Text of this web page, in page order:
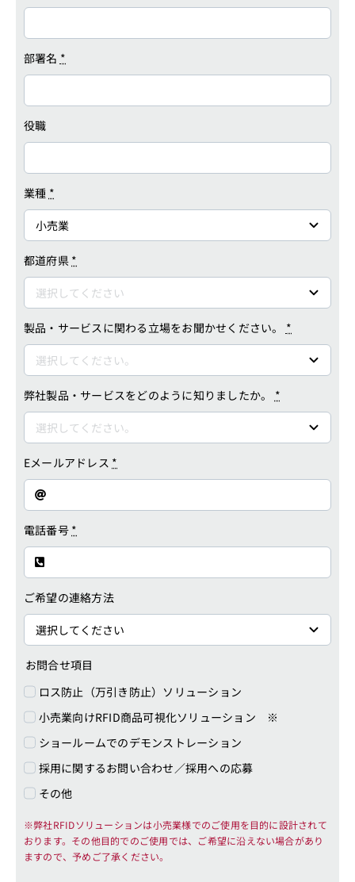
部署名 *
役職
業種 *
都道府県 *
製品・サービスに関わる立場をお聞かせください。 *
弊社製品・サービスをどのように知りましたか。 *
Eメールアドレス *
電話番号 *
ご希望の連絡方法
お問合せ項目
ロス防止（万引き防止）ソリューション
小売業向けRFID商品可視化ソリューション ※
ショールームでのデモンストレーション
採用に関するお問い合わせ／採用への応募
その他
※弊社RFIDソリューションは小売業様でのご使用を目的に設計されて
おります。その他目的でのご使用では、ご希望に沿えない場合があり
ますので、予めご了承ください。